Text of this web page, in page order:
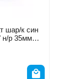
шар/к син
н/р 35мм